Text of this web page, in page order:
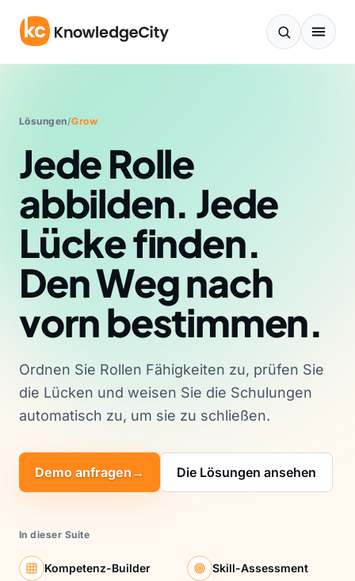
Lösungen/Grow
Jede Rolle
abbilden. Jede
Lücke finden.
Den Weg nach
vorn bestimmen.
Ordnen Sie Rollen Fähigkeiten zu, prüfen Sie
die Lücken und weisen Sie die Schulungen
automatisch zu, um sie zu schließen.
Demo anfragen → Die Lösungen ansehen
In dieser Suite
Kompetenz-Builder Skill-Assessment